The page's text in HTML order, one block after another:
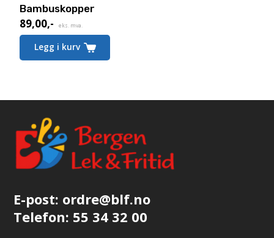
Bambuskopper
89,00,- eks. mva.
Legg i kurv
E-post: ordre@blf.no
Telefon: 55 34 32 00